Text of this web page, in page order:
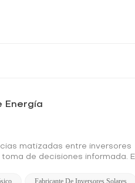
Energía
matizadas entre inversores
de decisiones informada.
profesional para delimitar
Fabricante De Inversores Solares